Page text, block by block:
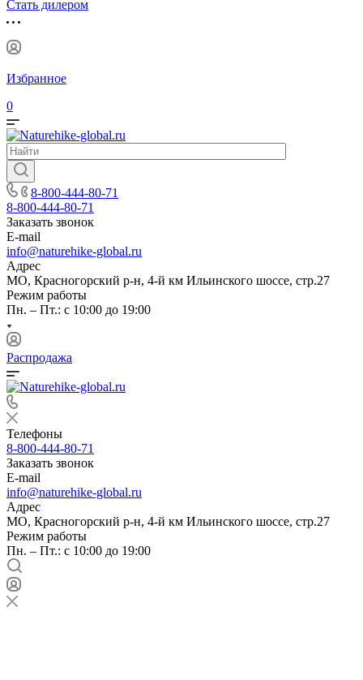
Стать дилером
Избранное
0
8-800-444-80-71
8-800-444-80-71
Заказать звонок
E-mail
info@naturehike-global.ru
Адрес
МО, Красногорский р-н, 4-й км Ильинского шоссе, стр.27
Режим работы
Пн. – Пт.: с 10:00 до 19:00
Распродажа
Телефоны
8-800-444-80-71
Заказать звонок
E-mail
info@naturehike-global.ru
Адрес
МО, Красногорский р-н, 4-й км Ильинского шоссе, стр.27
Режим работы
Пн. – Пт.: с 10:00 до 19:00